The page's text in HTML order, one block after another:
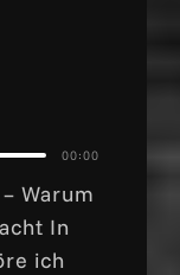
00:00
Warum
In
ich